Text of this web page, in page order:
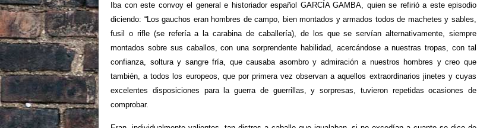
Iba con este convoy el general e historiador español GARCÍA GAMBA, quien se refirió a este episodio
diciendo: “Los gauchos eran hombres de campo, bien montados y armados todos de machetes y sables,
fusil o rifle (se refería a la carabina de caballería), de los que se servían alternativamente, siempre
montados sobre sus caballos, con una sorprendente habilidad, acercándose a nuestras tropas, con tal
confianza, soltura y sangre fría, que causaba asombro y admiración a nuestros hombres y creo que
también, a todos los europeos, que por primera vez observan a aquellos extraordinarios jinetes y cuyas
excelentes disposiciones para la guerra de guerrillas, y sorpresas, tuvieron repetidas ocasiones de
comprobar.